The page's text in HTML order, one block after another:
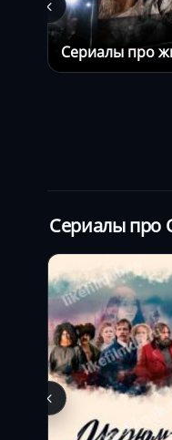
Сериалы про
Сериалы про